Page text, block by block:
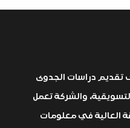
دراسات الجدوى
والشركة تعمل
العالية في معلومات